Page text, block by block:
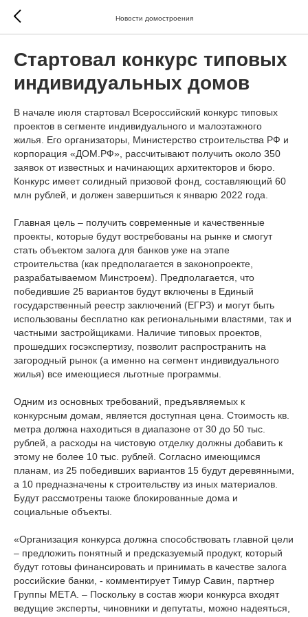
Новости домостроения
Стартовал конкурс типовых
индивидуальных домов
В начале июля стартовал Всероссийский конкурс типовых
проектов в сегменте индивидуального и малоэтажного
жилья. Его организаторы, Министерство строительства РФ и
корпорация «ДОМ.РФ», рассчитывают получить около 350
заявок от известных и начинающих архитекторов и бюро.
Конкурс имеет солидный призовой фонд, составляющий 60
млн рублей, и должен завершиться к январю 2022 года.
Главная цель – получить современные и качественные
проекты, которые будут востребованы на рынке и смогут
стать объектом залога для банков уже на этапе
строительства (как предполагается в законопроекте,
разрабатываемом Минстроем). Предполагается, что
победившие 25 вариантов будут включены в Единый
государственный реестр заключений (ЕГРЗ) и могут быть
использованы бесплатно как региональными властями, так и
частными застройщиками. Наличие типовых проектов,
прошедших госэкспертизу, позволит распространить на
загородный рынок (а именно на сегмент индивидуального
жилья) все имеющиеся льготные программы.
Одним из основных требований, предъявляемых к
конкурсным домам, является доступная цена. Стоимость кв.
метра должна находиться в диапазоне от 30 до 50 тыс.
рублей, а расходы на чистовую отделку должны добавить к
этому не более 10 тыс. рублей. Согласно имеющимся
планам, из 25 победивших вариантов 15 будут деревянными,
а 10 предназначены к строительству из иных материалов.
Будут рассмотрены также блокированные дома и
социальные объекты.
«Организация конкурса должна способствовать главной цели
– предложить понятный и предсказуемый продукт, который
будут готовы финансировать и принимать в качестве залога
российские банки, - комментирует Тимур Савин, партнер
Группы МЕТА. – Поскольку в состав жюри конкурса входят
ведущие эксперты, чиновники и депутаты, можно надеяться,